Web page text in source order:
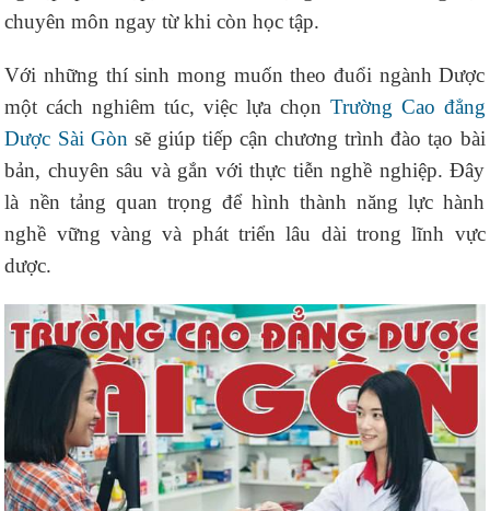
chuyên môn ngay từ khi còn học tập.
Với những thí sinh mong muốn theo đuổi ngành Dược
một cách nghiêm túc, việc lựa chọn Trường Cao đẳng
Dược Sài Gòn sẽ giúp tiếp cận chương trình đào tạo bài
bản, chuyên sâu và gắn với thực tiễn nghề nghiệp. Đây
là nền tảng quan trọng để hình thành năng lực hành
nghề vững vàng và phát triển lâu dài trong lĩnh vực
dược.